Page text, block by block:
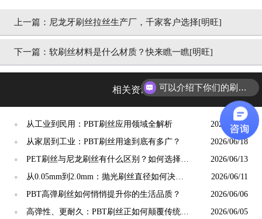
上一篇： 尼龙牙刷丝拉丝生产厂，千家客户选择[明旺]
下一篇： 软刷丝材料是什么材质？快来瞧一瞧[明旺]
相关资讯
● 从工业到民用：PBT刷丝应用领域全解析 2026/06/25
● 从家居到工业：PBT刷丝用途到底有多广？ 2026/06/18
●
PET刷丝与尼龙刷丝有什么区别？如何选择更
合适？
2026/06/13
●
从0.05mm到2.0mm：抛光刷丝直径如何决定
抛光精度？
2026/06/11
● PBT高弹刷丝如何悄悄提升你的生活品质？ 2026/06/06
●
高弹性、更耐久：PBT刷丝正如何颠覆传统清
2026/06/05
可以介绍下你们的刷丝吗？